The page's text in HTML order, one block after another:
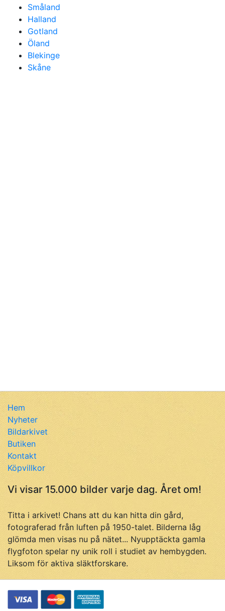
Småland
Halland
Gotland
Öland
Blekinge
Skåne
Hem
Nyheter
Bildarkivet
Butiken
Kontakt
Köpvillkor
Vi visar 15.000 bilder varje dag. Året om!
Titta i arkivet! Chans att du kan hitta din gård,
fotograferad från luften på 1950-talet. Bilderna låg
glömda men visas nu på nätet... Nyupptäckta gamla
flygfoton spelar ny unik roll i studiet av hembygden.
Liksom för aktiva släktforskare.